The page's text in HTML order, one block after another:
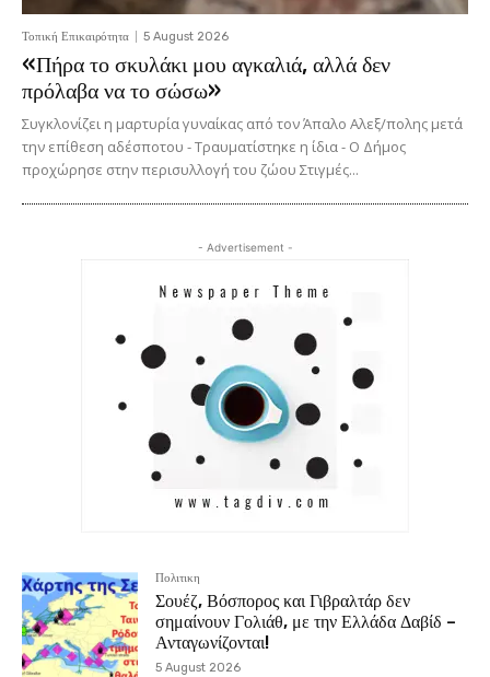
Τοπική Επικαιρότητα 5 August 2026
«Πήρα το σκυλάκι μου αγκαλιά, αλλά δεν
πρόλαβα να το σώσω»
Συγκλονίζει η μαρτυρία γυναίκας από τον Άπαλο Αλεξ/πολης μετά
την επίθεση αδέσποτου - Τραυματίστηκε η ίδια - Ο Δήμος
προχώρησε στην περισυλλογή του ζώου Στιγμές...
- Advertisement -
Πολιτικη
Σουέζ, Βόσπορος και Γιβραλτάρ δεν
σημαίνουν Γολιάθ, με την Ελλάδα Δαβίδ –
Ανταγωνίζονται!
5 August 2026